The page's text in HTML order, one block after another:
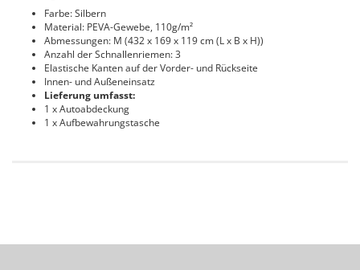
Farbe: Silbern
Material: PEVA-Gewebe, 110g/m²
Abmessungen: M (432 x 169 x 119 cm (L x B x H))
Anzahl der Schnallenriemen: 3
Elastische Kanten auf der Vorder- und Rückseite
Innen- und Außeneinsatz
Lieferung umfasst:
1 x Autoabdeckung
1 x Aufbewahrungstasche